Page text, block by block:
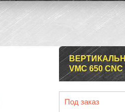
VMC 650 CNC
Под заказ